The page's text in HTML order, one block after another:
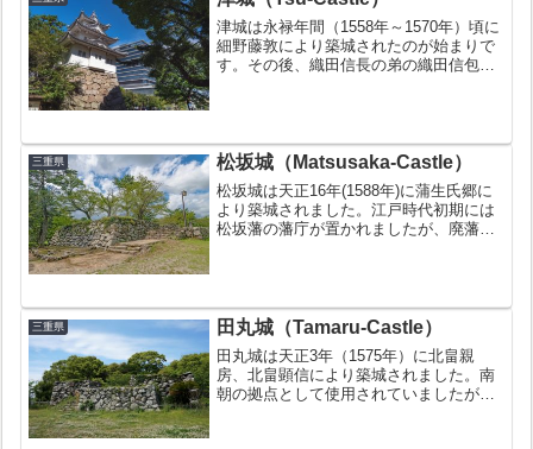
津城は永禄年間（1558年～1570年）頃に
細野藤敦により築城されたのが始まりで
す。その後、織田信長の弟の織田信包が
明治の廃城...
三重県 松坂城（Matsusaka-Castle）
松坂城は天正16年(1588年)に蒲生氏郷に
より築城されました。江戸時代初期には
松坂藩の藩庁が置かれましたが、廃藩後
数えられ...
三重県 田丸城（Tamaru-Castle）
田丸城は天正3年（1575年）に北畠親
房、北畠顕信により築城されました。南
朝の拠点として使用されていましたが、